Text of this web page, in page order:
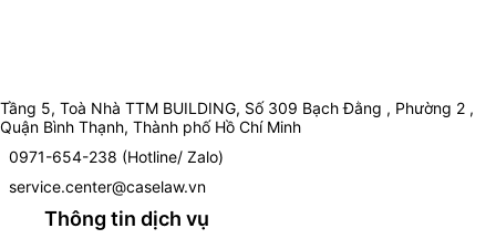
Tầng 5, Toà Nhà TTM BUILDING, Số 309 Bạch Đằng , Phường 2 ,
Quận Bình Thạnh, Thành phố Hồ Chí Minh
0971-654-238 (Hotline/ Zalo)
service.center@caselaw.vn
Thông tin dịch vụ